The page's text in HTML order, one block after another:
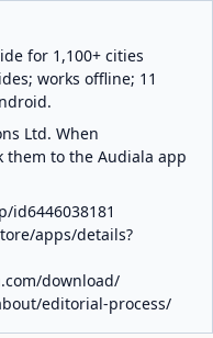
for 1,100+ cities
works offline; 11
Ltd. When
them to the Audiala app
id6446038181
apps/details?
download/
editorial-process/